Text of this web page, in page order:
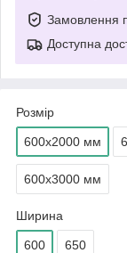
Замовлення
Доступна
Розмір
600х2000 мм
600х3000 мм
Ширина
600 650